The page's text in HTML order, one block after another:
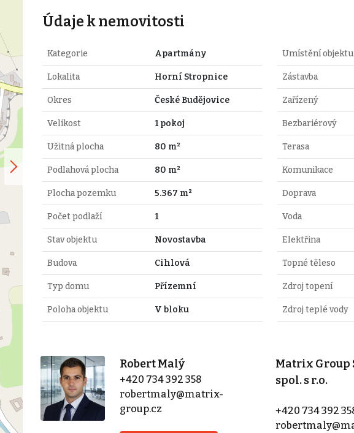
Údaje k nemovitosti
Kategorie Apartmány
Lokalita Horní Stropnice
Okres České Budějovice
Velikost 1 pokoj
Užitná plocha 80 m²
Podlahová plocha 80 m²
Plocha pozemku 5.367 m²
Počet podlaží 1
Stav objektu Novostavba
Budova Cihlová
Typ domu Přízemní
Poloha objektu V bloku
Umístění objektu
Zástavba
Zařízený
Bezbariérový
Terasa
Komunikace
Doprava
Voda
Elektřina
Topné těleso
Zdroj topení
Zdroj teplé vody
Robert Malý
+420 734 392 358
robertmaly@matrix-
group.cz
Matrix Group
spol. s r.o.
+420 734 392